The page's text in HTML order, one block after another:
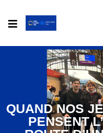
QUAND NOS
PENSENT